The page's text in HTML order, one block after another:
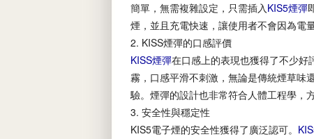
簡單，無需複雜設定，只需插入KIS5煙彈
煙，並且充電快速，讓使用者不會因為電
2. KISS煙彈的口感評價
KISS煙彈在口感上的表現也獲得了不少好
霧，口感平滑不刺激，無論是傳統煙草味
驗。煙彈的設計也非常符合人體工程學，
3. 安全性與穩定性
KIS5電子煙的安全性獲得了廣泛認可。